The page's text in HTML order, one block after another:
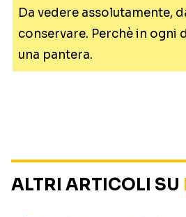
Da vedere assolutamente,
conservare. Perchè in ogni
una pantera.
ALTRI ARTICOLI SU